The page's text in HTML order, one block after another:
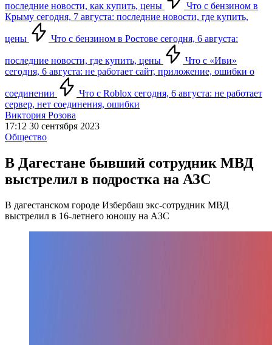
последние новости, как купить, цены
Что с бензином в
Крыму сегодня, 7 августа: последние новости, где купить,
цены Что с бензином в Ростове сегодня, 6 августа:
последние новости, где купить, цены
Что с «Иви»
сегодня, 6 августа: не работает сайт, приложение, ошибки о
соединении
Что с Roblox сегодня, 6 августа: не работает
сервер, нет соединения, ошибки
Виктория Розова
17:12 30 сентября 2023
Общество
В Дагестане бывший сотрудник МВД
выстрелил в подростка на АЗС
В дагестанском городе Избербаш экс-сотрудник МВД
выстрелил в 16-летнего юношу на АЗС